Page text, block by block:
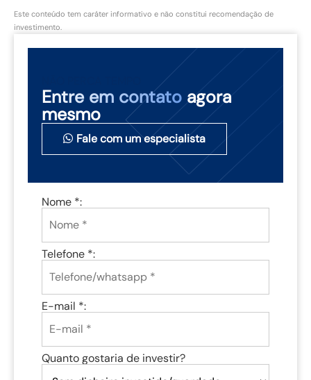
Este conteúdo tem caráter informativo e não constitui recomendação de
investimento.
Entre em contato agora
mesmo
Fale com um especialista
Nome *:
Telefone *:
E-mail *:
Quanto gostaria de investir?